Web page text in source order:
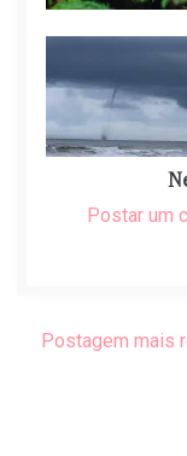
Postar um
Postagem mais